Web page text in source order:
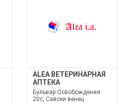
ALEA ВЕТЕРИНАРНАЯ
АПТЕКА
Бульвар Освобождения
20с, Савски венец